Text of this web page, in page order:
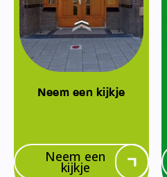
Neem een kijkje
Neem een
kijkje